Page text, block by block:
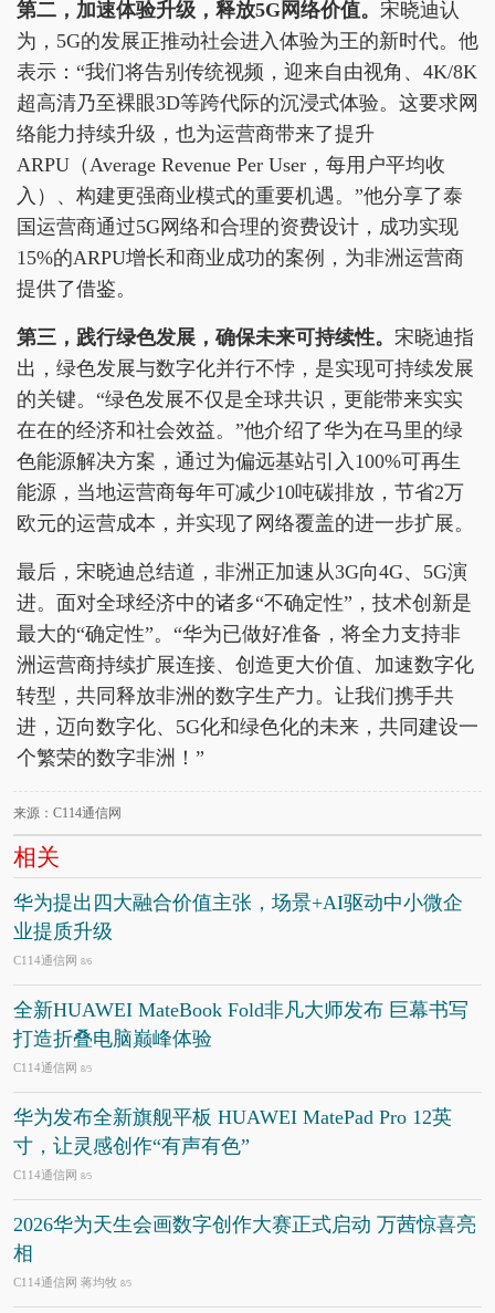
第二，加速体验升级，释放5G网络价值。 宋晓迪认
为，5G的发展正推动社会进入体验为王的新时代。他
表示：“我们将告别传统视频，迎来自由视角、4K/8K
超高清乃至裸眼3D等跨代际的沉浸式体验。这要求网
络能力持续升级，也为运营商带来了提升
ARPU（Average Revenue Per User，每用户平均收
入）、构建更强商业模式的重要机遇。”他分享了泰
国运营商通过5G网络和合理的资费设计，成功实现
15%的ARPU增长和商业成功的案例，为非洲运营商
提供了借鉴。
第三，践行绿色发展，确保未来可持续性。 宋晓迪指
出，绿色发展与数字化并行不悖，是实现可持续发展
的关键。“绿色发展不仅是全球共识，更能带来实实
在在的经济和社会效益。”他介绍了华为在马里的绿
色能源解决方案，通过为偏远基站引入100%可再生
能源，当地运营商每年可减少10吨碳排放，节省2万
欧元的运营成本，并实现了网络覆盖的进一步扩展。
最后，宋晓迪总结道，非洲正加速从3G向4G、5G演
进。面对全球经济中的诸多“不确定性”，技术创新是
最大的“确定性”。“华为已做好准备，将全力支持非
洲运营商持续扩展连接、创造更大价值、加速数字化
转型，共同释放非洲的数字生产力。让我们携手共
进，迈向数字化、5G化和绿色化的未来，共同建设一
个繁荣的数字非洲！”
来源：C114通信网
相关
华为提出四大融合价值主张，场景+AI驱动中小微企
业提质升级
C114通信网 8/6
全新HUAWEI MateBook Fold非凡大师发布 巨幕书写
打造折叠电脑巅峰体验
C114通信网 8/5
华为发布全新旗舰平板 HUAWEI MatePad Pro 12英
寸，让灵感创作“有声有色”
C114通信网 8/5
2026华为天生会画数字创作大赛正式启动 万茜惊喜亮
相
C114通信网 蒋均牧 8/5